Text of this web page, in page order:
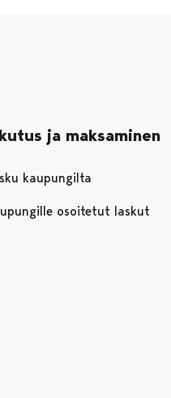
ja maksaminen
kaupungilta
osoitetut laskut